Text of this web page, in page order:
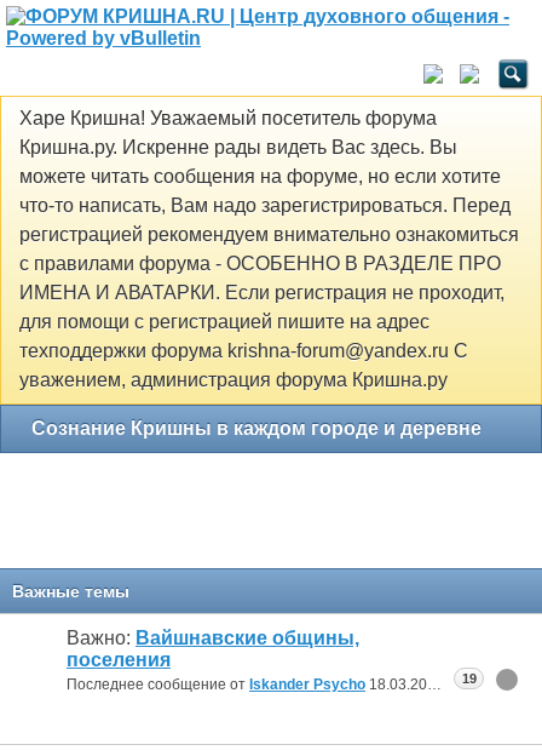
Харе Кришна! Уважаемый посетитель форума
Кришна.ру. Искренне рады видеть Вас здесь. Вы
можете читать сообщения на форуме, но если хотите
что-то написать, Вам надо зарегистрироваться. Перед
регистрацией рекомендуем внимательно ознакомиться
с правилами форума - ОСОБЕННО В РАЗДЕЛЕ ПРО
ИМЕНА И АВАТАРКИ. Если регистрация не проходит,
для помощи с регистрацией пишите на адрес
техподдержки форума krishna-forum@yandex.ru С
уважением, администрация форума Кришна.ру
Сознание Кришны в каждом городе и деревне
Важные темы
Важно: Вайшнавские общины,
поселения
Последнее сообщение от Iskander Psycho 18.03.2025 09:58
19